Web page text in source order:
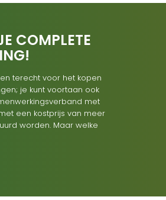
COMPLETE
terecht voor het kopen
je kunt voortaan ook
met
een kostprijs van meer
worden. Maar welke